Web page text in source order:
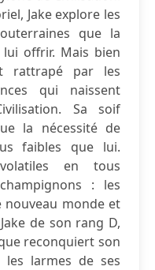
Jake explore les
que la
offrir. Mais bien
rattrapé par les
qui naissent
Sa soif
la nécessité de
faibles que lui.
en tous
: les
nouveau monde et
de son rang D,
reconquiert son
larmes de ses